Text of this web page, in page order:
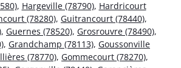
, Hargeville (78790), Hardricourt
(78280), Guitrancourt (78440),
, Guernes (78520), Grosrouvre (78490),
, Grandchamp (78113), Goussonville
(78770), Gommecourt (78270),